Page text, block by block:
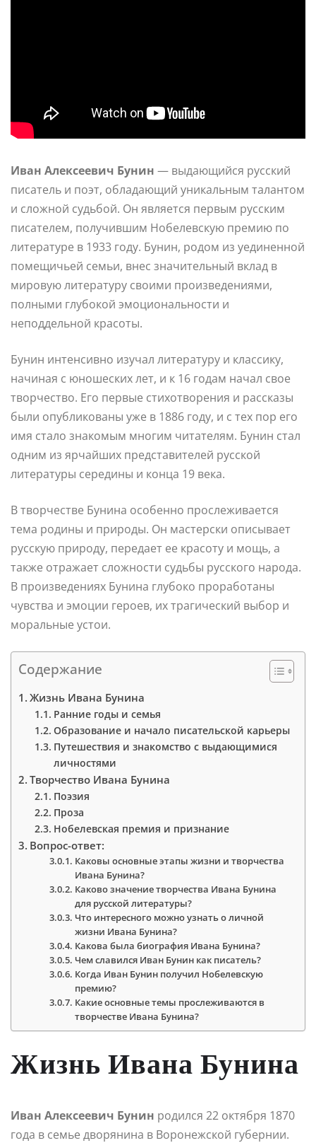
Иван Алексеевич Бунин — выдающийся русский
писатель и поэт, обладающий уникальным талантом
и сложной судьбой. Он является первым русским
писателем, получившим Нобелевскую премию по
литературе в 1933 году. Бунин, родом из уединенной
помещичьей семьи, внес значительный вклад в
мировую литературу своими произведениями,
полными глубокой эмоциональности и
неподдельной красоты.
Бунин интенсивно изучал литературу и классику,
начиная с юношеских лет, и к 16 годам начал свое
творчество. Его первые стихотворения и рассказы
были опубликованы уже в 1886 году, и с тех пор его
имя стало знакомым многим читателям. Бунин стал
одним из ярчайших представителей русской
литературы середины и конца 19 века.
В творчестве Бунина особенно прослеживается
тема родины и природы. Он мастерски описывает
русскую природу, передает ее красоту и мощь, а
также отражает сложности судьбы русского народа.
В произведениях Бунина глубоко проработаны
чувства и эмоции героев, их трагический выбор и
моральные устои.
Содержание
Жизнь Ивана Бунина
Ранние годы и семья
Образование и начало писательской карьеры
Путешествия и знакомство с выдающимися
личностями
Творчество Ивана Бунина
Поэзия
Проза
Нобелевская премия и признание
Вопрос-ответ:
Каковы основные этапы жизни и творчества
Ивана Бунина?
Каково значение творчества Ивана Бунина
для русской литературы?
Что интересного можно узнать о личной
жизни Ивана Бунина?
Какова была биография Ивана Бунина?
Чем славился Иван Бунин как писатель?
Когда Иван Бунин получил Нобелевскую
премию?
Какие основные темы прослеживаются в
творчестве Ивана Бунина?
Жизнь Ивана Бунина
Иван Алексеевич Бунин родился 22 октября 1870
года в семье дворянина в Воронежской губернии.